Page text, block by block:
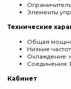
Элементы
Технические
Общая
Низкие
Охлаждение:
Соединения:
Кабинет